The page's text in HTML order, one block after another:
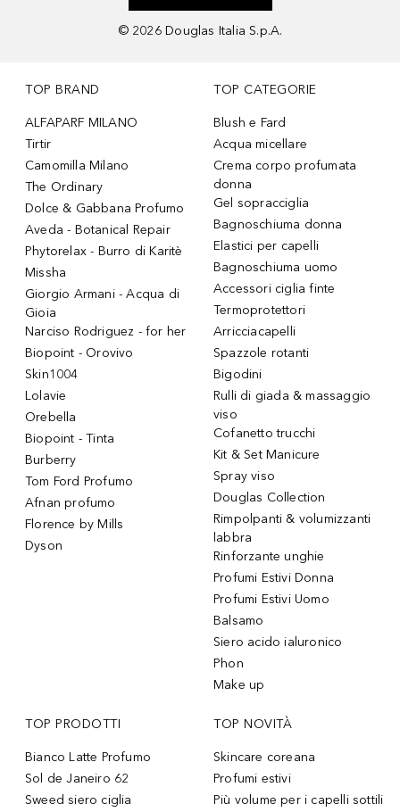
© 2026 Douglas Italia S.p.A.
TOP BRAND
ALFAPARF MILANO
Tirtir
Camomilla Milano
The Ordinary
Dolce & Gabbana Profumo
Aveda - Botanical Repair
Phytorelax - Burro di Karitè
Missha
Giorgio Armani - Acqua di
Gioia
Narciso Rodriguez - for her
Biopoint - Orovivo
Skin1004
Lolavie
Orebella
Biopoint - Tinta
Burberry
Tom Ford Profumo
Afnan profumo
Florence by Mills
Dyson
TOP CATEGORIE
Blush e Fard
Acqua micellare
Crema corpo profumata
donna
Gel sopracciglia
Bagnoschiuma donna
Elastici per capelli
Bagnoschiuma uomo
Accessori ciglia finte
Termoprotettori
Arricciacapelli
Spazzole rotanti
Bigodini
Rulli di giada & massaggio
viso
Cofanetto trucchi
Kit & Set Manicure
Spray viso
Douglas Collection
Rimpolpanti & volumizzanti
labbra
Rinforzante unghie
Profumi Estivi Donna
Profumi Estivi Uomo
Balsamo
Siero acido ialuronico
Phon
Make up
TOP PRODOTTI
Bianco Latte Profumo
Sol de Janeiro 62
Sweed siero ciglia
TOP NOVITÀ
Skincare coreana
Profumi estivi
Più volume per i capelli sottili